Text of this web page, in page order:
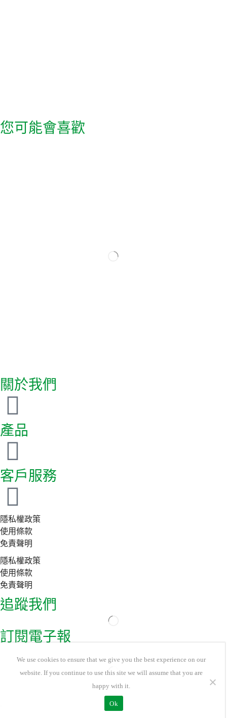
您可能會喜歡
關於我們
產品
客戶服務
隱私權政策
使用條款
免責聲明
隱私權政策
使用條款
免責聲明
追蹤我們
訂閱電子報
We use cookies to ensure that we give you the best experience on our
website. If you continue to use this site we will assume that you are
happy with it.
Ok